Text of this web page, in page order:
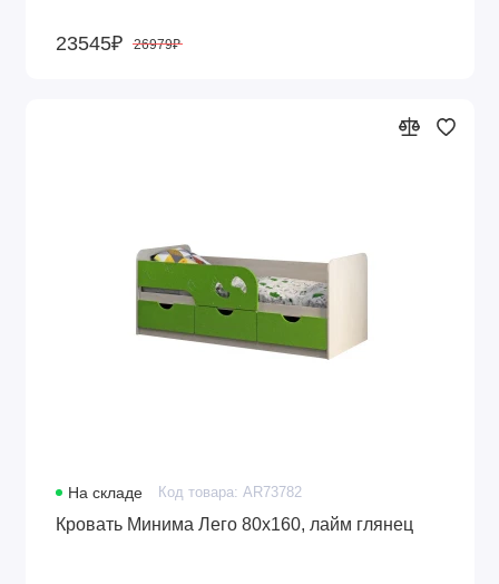
23545₽ 26979₽
На складе Код товара: AR73782
Кровать Минима Лего 80х160, лайм глянец